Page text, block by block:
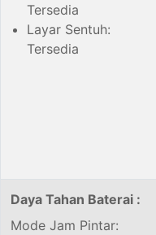
Tersedia
Layar Sentuh:
Tersedia
Daya Tahan Baterai :
Mode Jam Pintar: